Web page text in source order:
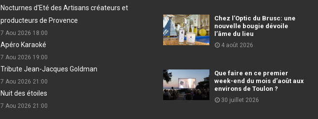
Nocturnes d'Eté des Artisans créateurs et
producteurs de Provence
7 Aou 2026 18:00
Apéro Karaoké
7 Aou 2026 19:00
Tribute Jean-Jacques Goldman
7 Aou 2026 21:00
Nuit des étoiles
7 Aou 2026 21:00
Chez l’Optic du Brusc: une
nouvelle bougie dévoile
l’âme du lieu
4 août 2026
Que faire en ce premier
week-end du mois d’août aux
environs de Toulon ?
30 juillet 2026